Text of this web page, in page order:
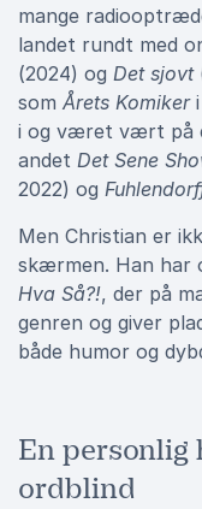
mange
landet rundt med
(2024) og Det sjovt
som Årets Komikeri
i og været vært på
andet Det Sene
2022) og
Men Christian er
skærmen. Han har
Hva Så?!, der på
genren og giver
både humor og
En
ordblind